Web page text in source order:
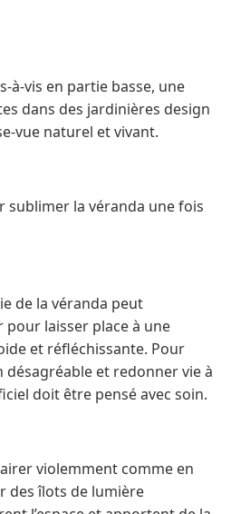
à-vis en partie basse, une
dans des jardinières design
vue naturel et vivant.
sublimer la véranda une fois
de la véranda peut
pour laisser place à une
et réfléchissante. Pour
et redonner vie à
doit être pensé avec soin.
violemment comme en
des îlots de lumière